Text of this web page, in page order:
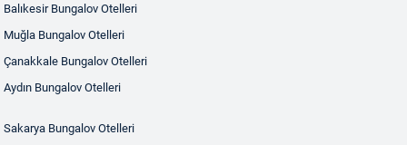
Balıkesir Bungalov Otelleri
Muğla Bungalov Otelleri
Çanakkale Bungalov Otelleri
Aydın Bungalov Otelleri
Sakarya Bungalov Otelleri